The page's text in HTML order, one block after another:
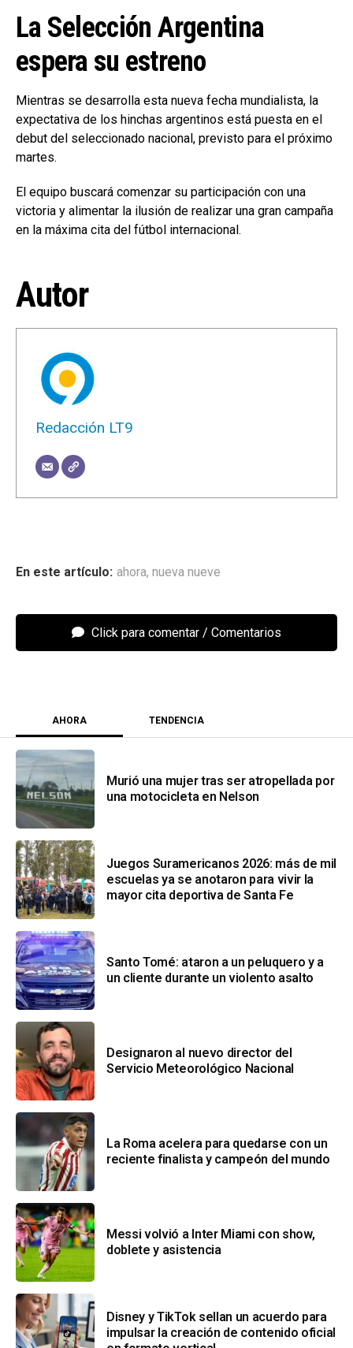
La Selección Argentina
espera su estreno
Mientras se desarrolla esta nueva fecha mundialista, la
expectativa de los hinchas argentinos está puesta en el
debut del seleccionado nacional, previsto para el próximo
martes.
El equipo buscará comenzar su participación con una
victoria y alimentar la ilusión de realizar una gran campaña
en la máxima cita del fútbol internacional.
Autor
Redacción LT9
ahora, nueva nueve
Click para comentar
AHORA TENDENCIA
Murió una mujer tras ser atropellada por
una motocicleta en Nelson
Juegos Suramericanos 2026: más de mil
escuelas ya se anotaron para vivir la
mayor cita deportiva de Santa Fe
Santo Tomé: ataron a un peluquero y a
un cliente durante un violento asalto
Designaron al nuevo director del
Servicio Meteorológico Nacional
La Roma acelera para quedarse con un
reciente finalista y campeón del mundo
Messi volvió a Inter Miami con show,
doblete y asistencia
Disney y TikTok sellan un acuerdo para
impulsar la creación de contenido oficial